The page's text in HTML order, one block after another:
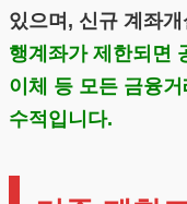
있으며, 신규 계좌
행계좌가 제한되면
이체 등 모든 금융
수적입니다.